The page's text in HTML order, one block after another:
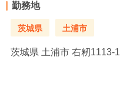
勤務地
茨城県 土浦市
茨城県 土浦市 右籾1113-1